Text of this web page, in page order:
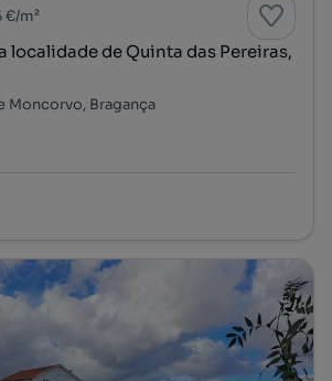
€/m²
localidade de Quinta das Pereiras,
Moncorvo, Bragança